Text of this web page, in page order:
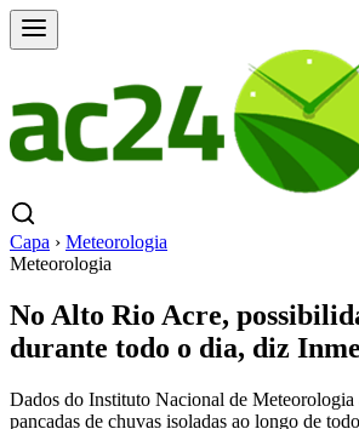
Capa › Meteorologia
Meteorologia
No Alto Rio Acre,
durante todo o dia, diz
Dados do Instituto Nacional de Meteorologia
pancadas de chuvas isoladas ao longo de